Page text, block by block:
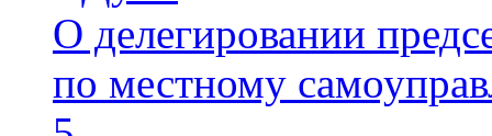
О делегировании
по местному